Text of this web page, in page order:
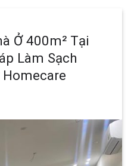
Ở 400m² Tại
Làm Sạch